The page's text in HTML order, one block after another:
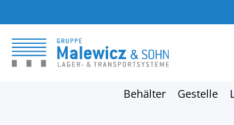
Behälter Gestelle